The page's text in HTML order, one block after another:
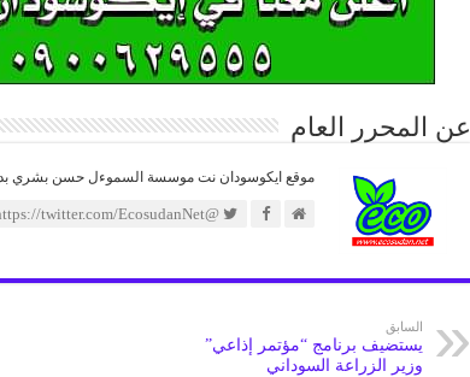
عن المحرر العام
موقع ايكوسودان نت موسسة السموءل حسن بشري بدوي
@https://twitter.com/EcosudanNet
السابق
يستضيف برنامج “مؤتمر إذاعي”
وزير الزراعة السوداني